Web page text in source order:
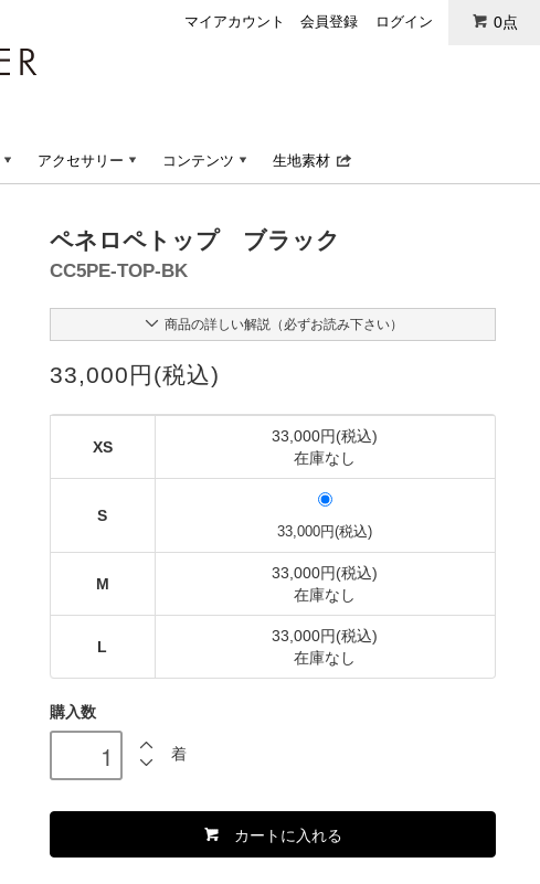
マイアカウント 会員登録 ログイン 0点
アクセサリー コンテンツ 生地素材
ペネロペトップ ブラック
CC5PE-TOP-BK
商品の詳しい解説（必ずお読み下さい）
33,000円(税込)
XS
33,000円(税込)
在庫なし
S
33,000円(税込)
M
33,000円(税込)
在庫なし
L
33,000円(税込)
在庫なし
購入数
着
カートに入れる